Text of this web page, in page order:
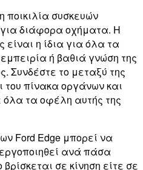
συσκευών
διάφορα οχήματα. Η
η ίδια για όλα τα
ή βαθιά γνώση της
Συνδέστε το μεταξύ της
του πίνακα οργάνων και
τα οφέλη αυτής της
Ford Edge μπορεί να
ανά πάσα
βρίσκεται σε κίνηση είτε σε